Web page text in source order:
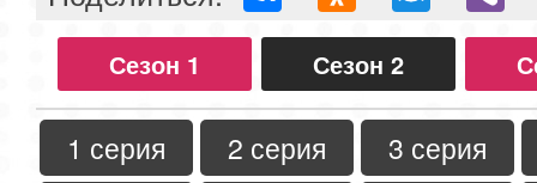
Сезон 1 Сезон 2
1 серия 2 серия
3 серия